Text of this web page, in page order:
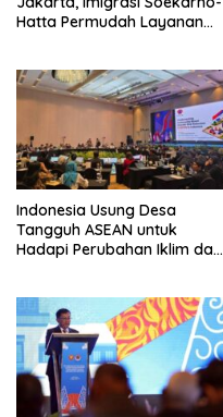
Hatta Permudah Layanan
Indonesia Usung Desa
Tangguh ASEAN untuk
Hadapi Perubahan Iklim dan